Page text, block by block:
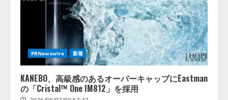
PRNewswire 新着
KANEBO、高級感のあるオーバーキャップにEastman
の「Cristal™ One IM812」を採用